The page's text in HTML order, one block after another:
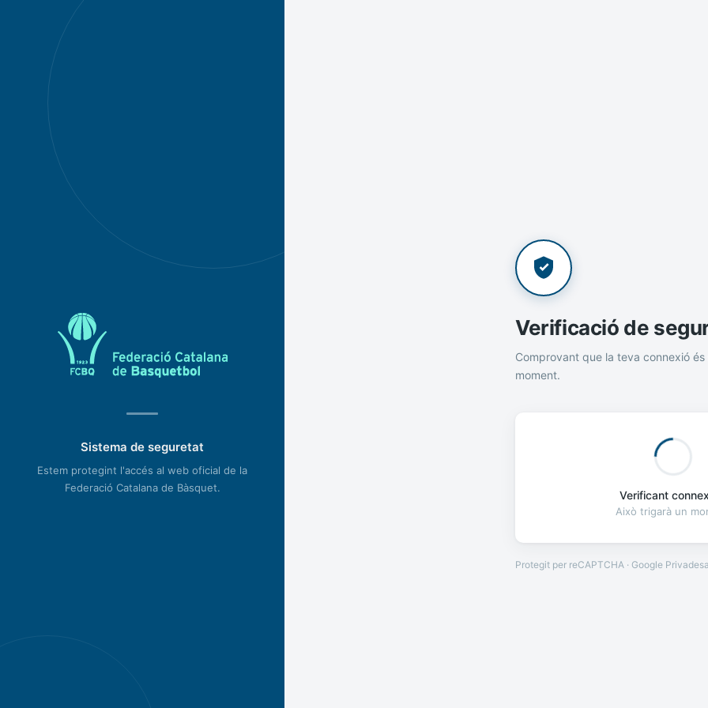
Sistema de seguretat
Estem protegint l'accés al web oficial de la
Federació Catalana de Bàsquet.
Verificació de
Comprovant que la teva connexió és
moment.
Verificant
Això trigarà un
Protegit per reCAPTCHA · Google Privadesa